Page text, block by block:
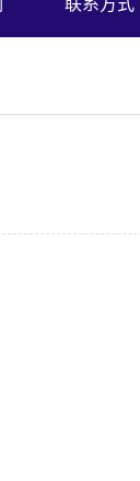
联系方式